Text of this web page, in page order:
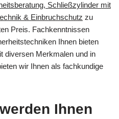
Schließzylinder mit
& Einbruchschutz zu
Preis. Fachkenntnissen
Ihnen bieten
diversen Merkmalen und in
wir Ihnen als fachkundige
Ihnen